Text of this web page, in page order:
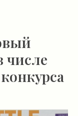
числе